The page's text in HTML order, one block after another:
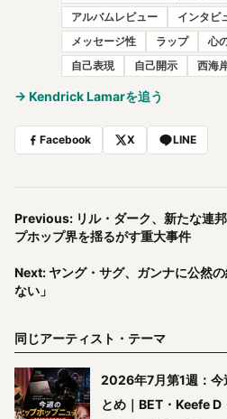
アルバムレビュー
インタビ
メッセージ性
ラップ 心
自己表現
自己開示 西海
→ Kendrick Lamarを追う
Facebook X LINE
Previous: リル・ダーク、新たな連
プホップ界を揺るがす重大事件
Next: ヤング・サグ、ガンナに公然
ない」
同じアーティスト・テーマ
2026年7月第1週：今
とめ｜BET・Keefe